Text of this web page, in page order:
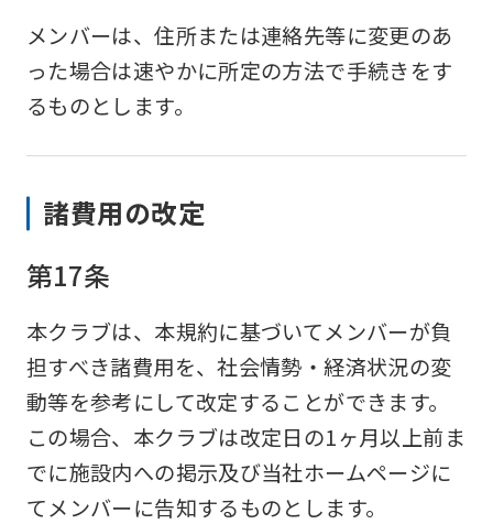
メンバーは、住所または連絡先等に変更のあ
った場合は速やかに所定の方法で手続きをす
るものとします。
諸費用の改定
第17条
本クラブは、本規約に基づいてメンバーが負
担すべき諸費用を、社会情勢・経済状況の変
動等を参考にして改定することができます。
この場合、本クラブは改定日の1ヶ月以上前ま
でに施設内への掲示及び当社ホームページに
てメンバーに告知するものとします。